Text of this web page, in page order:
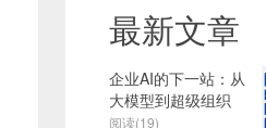
最新文章
企业AI的下一站：从
大模型到超级组织
阅读(19)